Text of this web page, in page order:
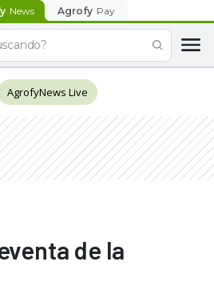
News Agrofy Pay
AgrofyNews Live
de la